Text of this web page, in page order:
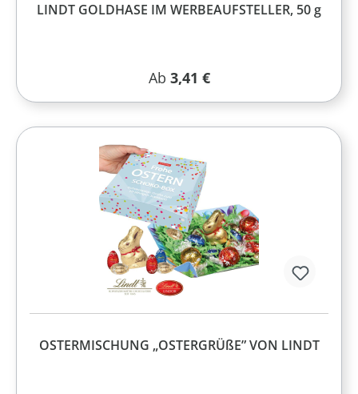
LINDT GOLDHASE IM WERBEAUFSTELLER, 50 g
Regulärer Preis:
Ab 3,41 €
OSTERMISCHUNG „OSTERGRÜßE” VON LINDT